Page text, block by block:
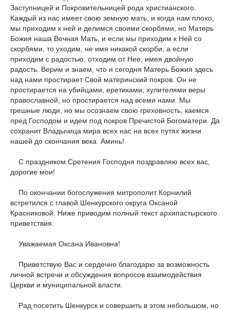
Заступницей и Покровительницей рода христианского.
Каждый из нас имеет свою земную мать, и когда нам плохо,
мы приходим к ней и делимся своими скорбями, но Матерь
Божия наша Вечная Мать, и если мы приходим к Ней со
скорбями, то уходим, не имя никакой скорби, а если
приходим с радостью, отходим от Нее, имея двойную
радость. Верим и знаем, что и сегодня Матерь Божия здесь
над нами простирает Свой материнский покров. Он не
простирается на убийцами, еретиками, хулителями веры
православной, но простирается над всеми нами. Мы
грешные люди, но мы осознаем свою греховность, каемся
пред Господом и идем под покров Пречистой Богоматери. Да
сохранит Владычица мира всех нас на всех путях жизни
нашей до скончания века. Аминь!
С праздником Сретения Господня поздравляю всех вас,
дорогие мои!
По окончании богослужения митрополит Корнилий
встретился с главой Шенкурского округа Оксаной
Красниковой. Ниже приводим полный текст архипастырского
приветствия.
Уважаемая Оксана Ивановна!
Приветствую Вас и сердечно благодарю за возможность
личной встречи и обсуждения вопросов взаимодействия
Церкви и муниципальной власти.
Рад посетить Шенкурск и совершить в этом небольшом, но